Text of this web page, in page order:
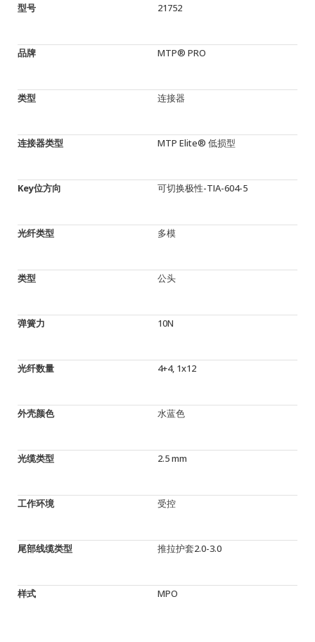
型号 21752
品牌 MTP® PRO
类型 连接器
连接器类型 MTP Elite® 低损型
Key位方向 可切换极性-TIA-604-5
光纤类型 多模
类型 公头
弹簧力 10N
光纤数量 4+4, 1x12
外壳颜色 水蓝色
光缆类型 2.5 mm
工作环境 受控
尾部线缆类型 推拉护套2.0-3.0
样式 MPO